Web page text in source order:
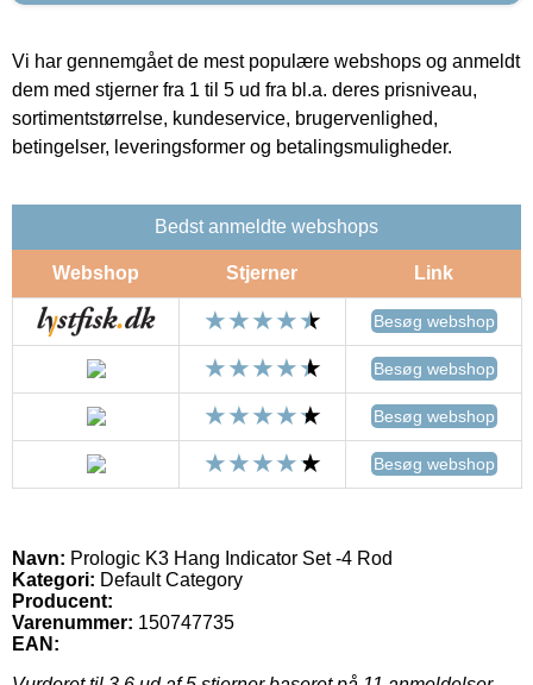
Vi har gennemgået de mest populære webshops og anmeldt
dem med stjerner fra 1 til 5 ud fra bl.a. deres prisniveau,
sortimentstørrelse, kundeservice, brugervenlighed,
betingelser, leveringsformer og betalingsmuligheder.
Bedst anmeldte webshops
Webshop Stjerner Link
Besøg webshop
Besøg webshop
Besøg webshop
Besøg webshop
Navn: Prologic K3 Hang Indicator Set -4 Rod
Kategori: Default Category
Producent:
Varenummer: 150747735
EAN: